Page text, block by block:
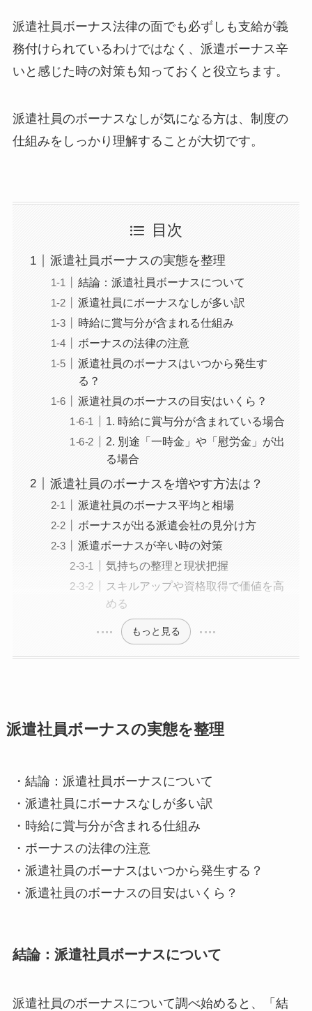
派遣社員ボーナス法律の面でも必ずしも支給が義
務付けられているわけではなく、派遣ボーナス辛
いと感じた時の対策も知っておくと役立ちます。
派遣社員のボーナスなしが気になる方は、制度の
仕組みをしっかり理解することが大切です。
目次
派遣社員ボーナスの実態を整理
結論：派遣社員ボーナスについて
派遣社員にボーナスなしが多い訳
時給に賞与分が含まれる仕組み
ボーナスの法律の注意
派遣社員のボーナスはいつから発生す
る？
派遣社員のボーナスの目安はいくら？
1. 時給に賞与分が含まれている場合
2. 別途「一時金」や「慰労金」が出
る場合
派遣社員のボーナスを増やす方法は？
派遣社員のボーナス平均と相場
ボーナスが出る派遣会社の見分け方
派遣ボーナスが辛い時の対策
気持ちの整理と現状把握
スキルアップや資格取得で価値を高
める
もっと見る
派遣社員ボーナスの実態を整理
・結論：派遣社員ボーナスについて
・派遣社員にボーナスなしが多い訳
・時給に賞与分が含まれる仕組み
・ボーナスの法律の注意
・派遣社員のボーナスはいつから発生する？
・派遣社員のボーナスの目安はいくら？
結論：派遣社員ボーナスについて
派遣社員のボーナスについて調べ始めると、「結